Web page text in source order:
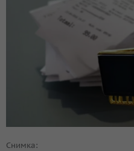
Снимка: